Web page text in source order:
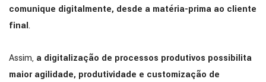
comunique digitalmente, desde a matéria-prima ao cliente
final.
Assim, a digitalização de processos produtivos possibilita
maior agilidade, produtividade e customização de